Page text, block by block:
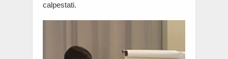
calpestati.